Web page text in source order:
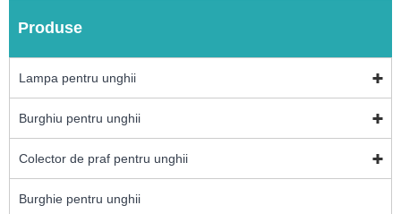
Produse
Lampa pentru unghii
Burghiu pentru unghii
Colector de praf pentru unghii
Burghie pentru unghii